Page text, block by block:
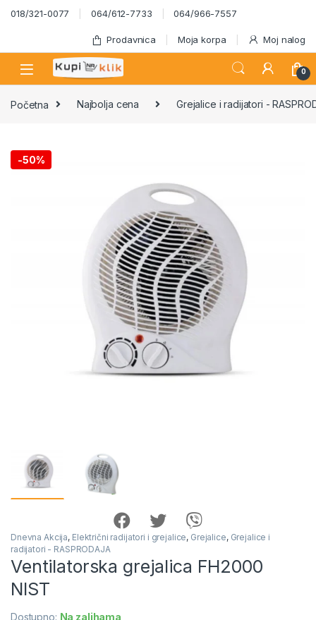
Skip to navigation
Skip to content
018/321-0077 064/612-7733 064/966-7557
Prodavnica Moja korpa Moj nalog
0
Početna Najbolja cena Grejalice i radijatori -
-50%
Dnevna Akcija, Električni radijatori i grejalice, Grejalice, Grejalice i
radijatori - RASPRODAJA
Ventilatorska grejalica FH2000
NIST
Dostupno: Na zalihama